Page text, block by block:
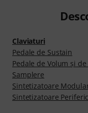
Claviaturi
Pedale de Sustain
Pedale de Volum şi
Samplere
Sintetizatoare
Sintetizatoare